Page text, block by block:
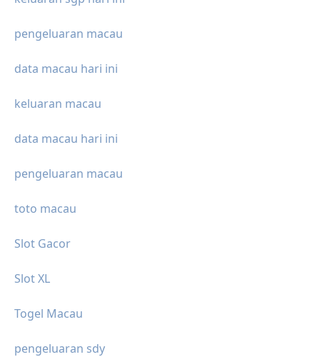
pengeluaran macau
data macau hari ini
keluaran macau
data macau hari ini
pengeluaran macau
toto macau
Slot Gacor
Slot XL
Togel Macau
pengeluaran sdy